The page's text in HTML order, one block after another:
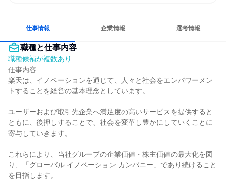
仕事情報 企業情報 選考情報
職種と仕事内容
職種候補が複数あり
仕事内容
楽天は、イノベーションを通じて、人々と社会をエンパワーメン
トすることを経営の基本理念としています。
ユーザーおよび取引先企業へ満足度の高いサービスを提供すると
ともに、後押しすることで、社会を変革し豊かにしていくことに
寄与していきます。
これらにより、当社グループの企業価値・株主価値の最大化を図
り、「グローバル イノベーション カンパニー」であり続けること
を目指します。